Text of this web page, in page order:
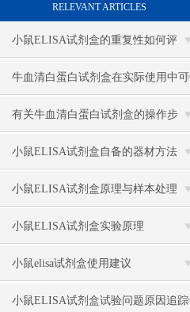
RELEVANT ARTICLES
小鼠ELISA试剂盒的重复性如何评
估？
牛血清白蛋白试剂盒在实际使用中可
分为多种类型测定
有关牛血清白蛋白试剂盒的操作步
骤，以下有详细说明
小鼠ELISA试剂盒自备的器材方法
小鼠ELISA试剂盒原理与样本处理
小鼠ELISA试剂盒实验原理
小鼠elisa试剂盒使用建议
小鼠ELISA试剂盒试验问题原因追踪